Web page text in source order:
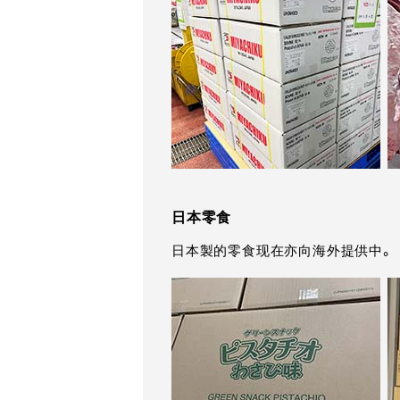
日本零食
日本製的零食现在亦向海外提供中。